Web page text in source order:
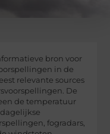
bron voor
in de
relevante sources
De
de temperatuur
fogradars,